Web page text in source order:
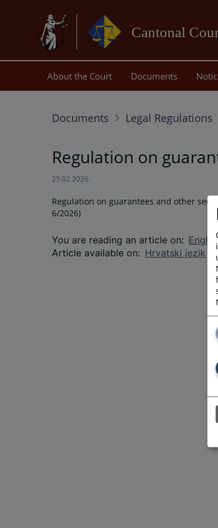
Cantonal
About the Court Documents
Documents Legal Regulations
Regulation on
25.02.2026.
Regulation on guarantees and other
6/2026)
You are reading an article on:
Article available on: Hrvatski jezik